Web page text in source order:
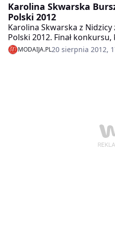
Karolina Skwarska
Polski 2012
Karolina Skwarska z
Polski 2012. Finał
18 sierpnia na Promenadzie
tygodniowe zgrupowanie
MODAIJA.PL20 sierpnia 2012,